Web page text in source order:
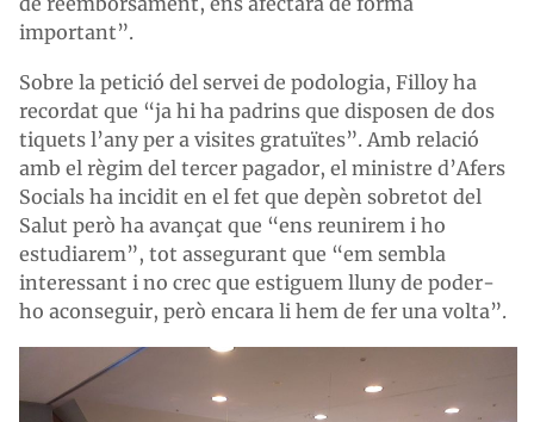
important”.
Sobre la petició del servei de podologia, Filloy ha
recordat que “ja hi ha padrins que disposen de dos
tiquets l’any per a visites gratuïtes”. Amb relació
amb el règim del tercer pagador, el ministre d’Afers
Socials ha incidit en el fet que depèn sobretot del
Salut però ha avançat que “ens reunirem i ho
estudiarem”, tot assegurant que “em sembla
interessant i no crec que estiguem lluny de poder-
ho aconseguir, però encara li hem de fer una volta”.